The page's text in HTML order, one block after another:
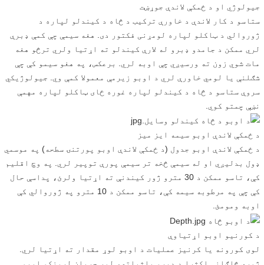
جیولوژي او د ځمکې لاندې جوړښت
ستاسو د کار لاندې د خاورې ترکیب د څاه د کیندلو لپاره د
ژوروالي د ټاکلو لپاره لومړنی فکتور دی. هغه سیمې چې کمې ډبرې
لري ممکن د جامدو ډبرو له لارې کیندلو ته اړتیا ولري ترڅو هغه
مات شوي زون ته ورسیږي چې اوبه لري. برعکس، په هغو سیمو کې چې
شګلنې یا لومي خاورې لري د اوبو زیرمې معمولا کمې وي. جیولوژیکي
سروې ستاسو د څاه د کیندلو لپاره غوره ځای ټاکلو لپاره مهمې
نښې چمتو کوي.
د ځمکې لاندې اوبو سیمه ایز میز
د ځمکې لاندې اوبو جدول (د ځمکې لاندې اوبو پورتنۍ سطحه) په موسمي
ډول بدلیږي او له سیمې څخه تر سیمې پورې توپیر لري. په وچ اقلیم
کې، تاسو ممکن د 30 مترو ژور کیندنې ته اړتیا ولرئ، پداسې حال
کې چې په مرطوبه سیمه کې، تاسو ممکن د 10 مترو په ژوروالي کې
اوبه ومومئ.
د کورنیو اوبو اړتیاوې
لوی کورونه یا کرنیز عملیات د اوبو لوړ مقدار ته اړتیا لري.
ژورې څاګانې اکثرا د ډیرو باثباته، لوړ جریان لرونکو اوبو